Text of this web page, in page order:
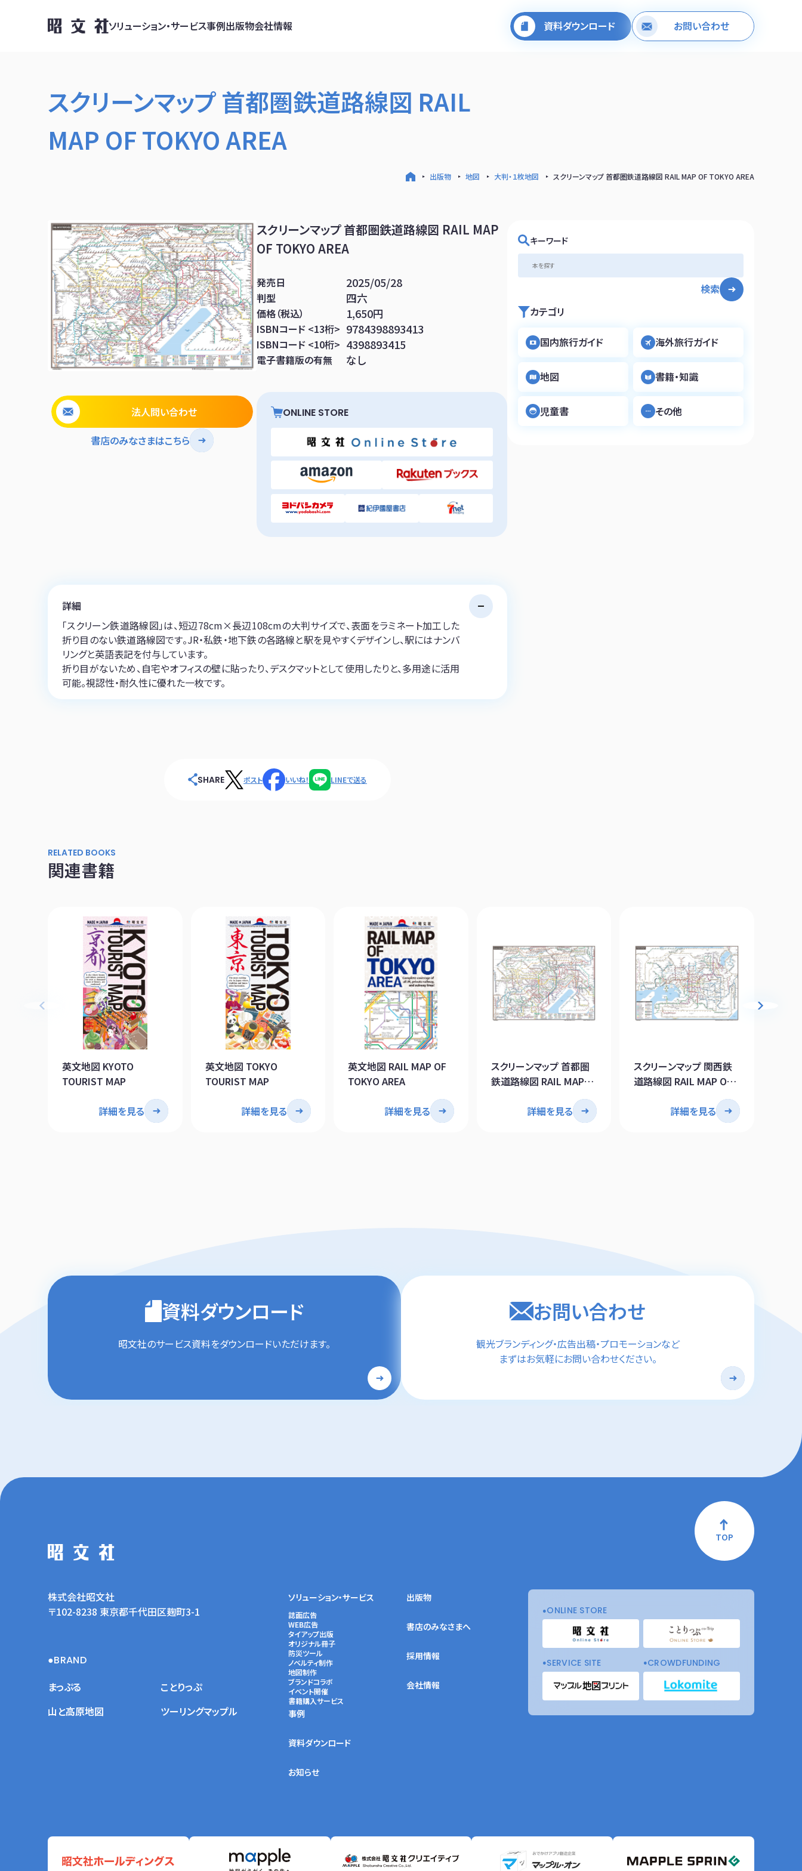
ソリューション・サービス事例出版物会社情報 資料ダウンロード お問い合わせ
スクリーンマップ 首都圏鉄道路線図 RAIL
MAP OF TOKYO AREA
出版物 地図 大判・１枚地図 スクリーンマップ 首都圏鉄道路線図 RAIL MAP OF TOKYO AREA
法人問い合わせ
書店のみなさまはこちら
スクリーンマップ 首都圏鉄道路線図 RAIL MAP
OF TOKYO AREA
発売日 2025/05/28
判型 四六
価格（税込） 1,650円
ISBNコード <13桁> 9784398893413
ISBNコード <10桁> 4398893415
電子書籍版の有無 なし
ONLINE STORE
詳細
「スクリーン鉄道路線図」は、短辺78cm×長辺108cmの大判サイズで、表面をラミネート加工した
折り目のない鉄道路線図です。JR・私鉄・地下鉄の各路線と駅を見やすくデザインし、駅にはナンバ
リングと英語表記を付与しています。
折り目がないため、自宅やオフィスの壁に貼ったり、デスクマットとして使用したりと、多用途に活用
可能。視認性・耐久性に優れた一枚です。
SHARE ポスト いいね！ LINEで送る
キーワード
検索
カテゴリ
国内旅行ガイド 海外旅行ガイド
地図 書籍・知識
児童書 その他
RELATED BOOKS
関連書籍
英文地図 KYOTO
TOURIST MAP
詳細を見る
英文地図 TOKYO
TOURIST MAP
詳細を見る
英文地図 RAIL MAP OF
TOKYO AREA
詳細を見る
スクリーンマップ 首都圏
鉄道路線図 RAIL MAP
詳細を見る
スクリーンマップ 関西鉄
道路線図 RAIL MAP OF
詳細を見る
資料ダウンロード
昭文社のサービス資料をダウンロードいただけます。
お問い合わせ
観光ブランディング・広告出稿・プロモーションなど
まずはお気軽にお問い合わせください。
TOP
株式会社昭文社
〒102-8238 東京都千代田区麹町3-1
BRAND
まっぷる
ことりっぷ
山と高原地図
ツーリングマップル
ソリューション・サービス
誌面広告
WEB広告
タイアップ出版
オリジナル冊子
防災ツール
ノベルティ制作
地図制作
ブランドコラボ
イベント開催
書籍購入サービス
事例
資料ダウンロード
お知らせ
出版物
書店のみなさまへ
採用情報
会社情報
ONLINE STORE
SERVICE SITE CROWDFUNDING